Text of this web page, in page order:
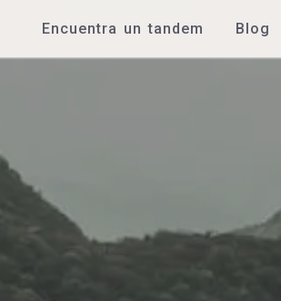
Encuentra un tandem Blog